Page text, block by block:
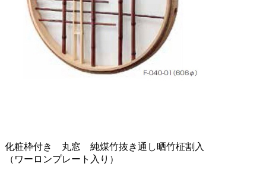
化粧枠付き 丸窓 純煤竹抜き通し晒竹柾割入
（ワーロンプレート入り）